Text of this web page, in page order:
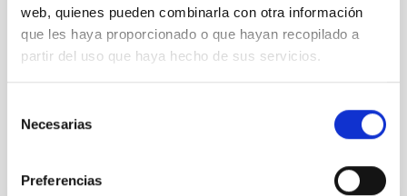
web, quienes pueden combinarla con otra información
que les haya proporcionado o que hayan recopilado a
partir del uso que haya hecho de sus servicios.
Necesarias
Preferencias
PS-2024-035 BASES CONVOCATORIA
ANEXO III SOLICITUD
It may interest you